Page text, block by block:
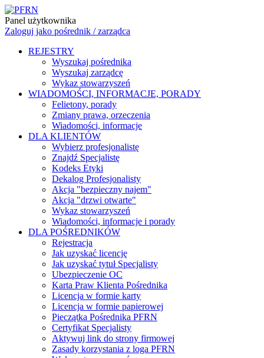
Panel użytkownika
Zaloguj jako pośrednik / zarządca
REJESTRY
Wyszukaj pośrednika
Wyszukaj zarządcę
Wykaz stowarzyszeń
WIADOMOŚCI, INFORMACJE, PORADY
Felietony, porady
Zmiany prawa, orzeczenia
Wiadomości, informacje
DLA KLIENTÓW
Wybierz profesjonalistę
Znajdź Specjalistę
Kodeks Etyki
Dekalog Profesjonalisty
Akcja "bezpieczny najem"
Akcja "drzwi otwarte"
Wykaz stowarzyszeń
Wiadomości, informacje i porady
DLA POŚREDNIKÓW
Rejestracja
Jak uzyskać licencję
Jak uzyskać tytuł Specjalisty
Ubezpieczenie OC
Karta Praw Klienta Pośrednika
Licencja w formie karty
Licencja w formie papierowej
Pieczątka Pośrednika PFRN
Certyfikat Specjalisty
Aktywuj link do strony firmowej
Zasady korzystania z loga PFRN